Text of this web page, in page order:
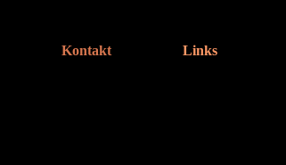
Kontakt Links